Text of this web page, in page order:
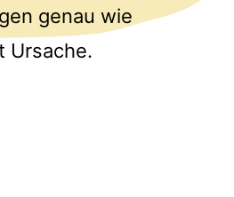
genau wie
Ursache.